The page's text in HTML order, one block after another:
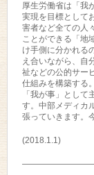
厚生労働省は「我
実現を目標として
害者など全ての人
ことができる「地
け手側に分かれる
え合いながら、自
祉などの公的サー
仕組みを構築する
「我が事」とし
す。中部メディカ
張っていきます。
(2018.1.1)